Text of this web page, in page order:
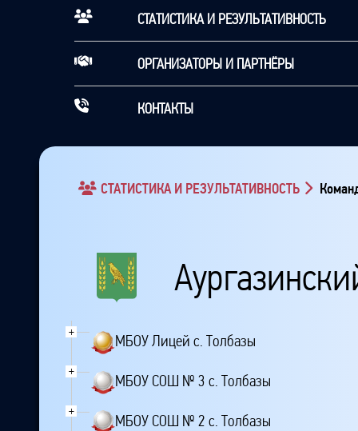
СТАТИСТИКА И РЕЗУЛЬТАТИВНОСТЬ
ОРГАНИЗАТОРЫ И ПАРТНЁРЫ
КОНТАКТЫ
СТАТИСТИКА И РЕЗУЛЬТАТИВНОСТЬ
+
МБОУ Лицей с. Толбазы
+
МБОУ СОШ № 3 с. Толбазы
+
МБОУ СОШ № 2 с. Толбазы